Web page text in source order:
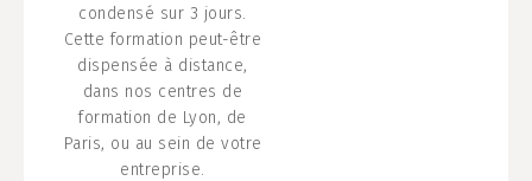
condensé sur 3 jours.
Cette formation peut-être
dispensée à distance,
dans nos centres de
formation de Lyon, de
Paris, ou au sein de votre
entreprise.